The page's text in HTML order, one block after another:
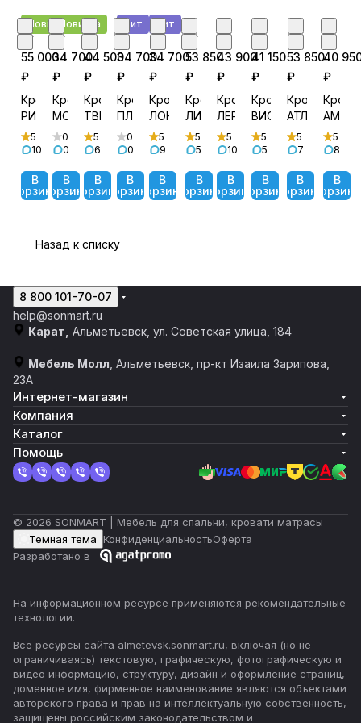
Новинка
от
55 000
₽
Кровать
РИЧИ
5
10
В
корзину
Новинка
от
34 700
₽
Кровать
МОНА
0
0
В
корзину
от
44 500
₽
Кровать
ТВИСТ
5
6
В
корзину
Хит
от
34 700
₽
Кровать
ПЛАЗА
0
0
В
корзину
Хит
от
34 700
₽
Кровать
ЛОНДОН
5
9
В
корзину
от
53 850
₽
Кровать
ЛИКА
5
5
В
корзину
от
43 900
₽
Кровать
ЛЕРАНО
5
10
В
корзину
от
41 150
₽
Кровать
ВИОЛЕТ
5
5
В
корзину
от
53 850
₽
Кровать
АТЛАНТА
5
7
В
корзину
от
40
₽
5
8
В
корзину
Назад к списку
8 800 101-70-07
help@sonmart.ru
Карат, Альметьевск, ул. Советская улица, 184
Мебель Молл , Альметьевск, пр-кт Изаила Зарипова,
23А
Интернет-магазин
Компания
Каталог
Помощь
© 2026 SONMART | Мебель для спальни, кровати матрасы
Темная тема
КонфиденциальностьОферта
Разработано в
На информационном ресурсе применяются рекомендательные
технологии.
Все ресурсы сайта almetevsk.sonmart.ru, включая (но не
ограничиваясь) текстовую, графическую, фотографическую и
видео информацию, структуру, дизайн и оформление страниц,
доменное имя, фирменное наименование являются объектами
авторского права и прав на интеллектуальную собственность,
защищены российским законодательством и